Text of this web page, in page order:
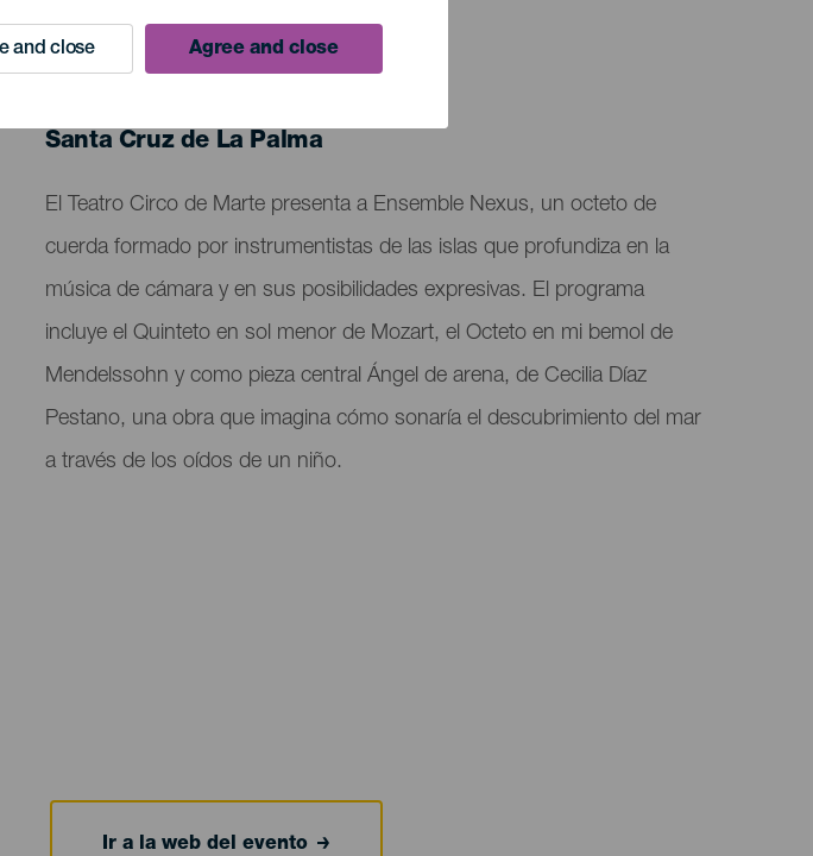
and close Agree and close
EVENTO PASADO
Localidad
Santa Cruz de La Palma
Descripción
del
evento
El Teatro Circo de Marte presenta a Ensemble Nexus, un octeto de
cuerda formado por instrumentistas de las islas que profundiza en la
música de cámara y en sus posibilidades expresivas. El programa
incluye el Quinteto en sol menor de Mozart, el Octeto en mi bemol de
Mendelssohn y como pieza central Ángel de arena, de Cecilia Díaz
Pestano, una obra que imagina cómo sonaría el descubrimiento del mar
a través de los oídos de un niño.
Ir a la web del evento